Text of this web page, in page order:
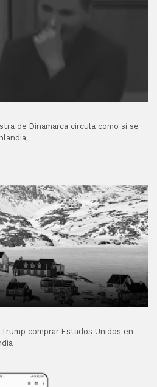
de Dinamarca circula como si se
comprar Estados Unidos en